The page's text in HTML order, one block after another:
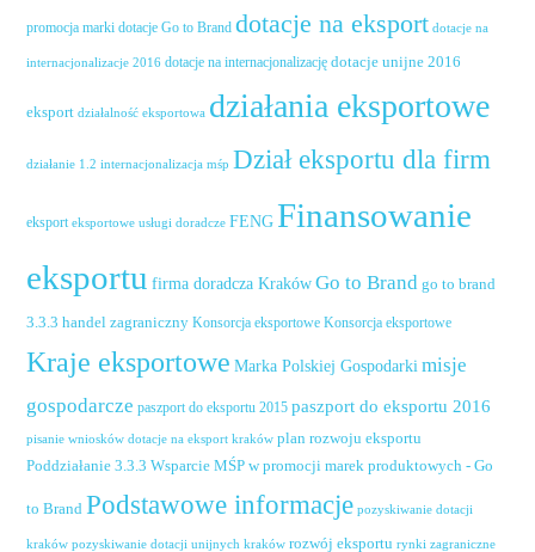
promocja marki dotacje Go to Brand dotacje na eksport dotacje na
internacjonalizacje 2016 dotacje na internacjonalizację dotacje unijne 2016
eksport działalność eksportowa działania eksportowe
działanie 1.2 internacjonalizacja mśp Dział eksportu dla firm
eksport eksportowe usługi doradcze FENG Finansowanie
eksportu firma doradcza Kraków Go to Brand go to brand
3.3.3 handel zagraniczny Konsorcja eksportowe Konsorcja eksportowe
Kraje eksportowe Marka Polskiej Gospodarki misje
gospodarcze paszport do eksportu 2015 paszport do eksportu 2016
pisanie wniosków dotacje na eksport kraków plan rozwoju eksportu
Poddziałanie 3.3.3 Wsparcie MŚP w promocji marek produktowych - Go
to Brand Podstawowe informacje pozyskiwanie dotacji
kraków pozyskiwanie dotacji unijnych kraków rozwój eksportu rynki zagraniczne